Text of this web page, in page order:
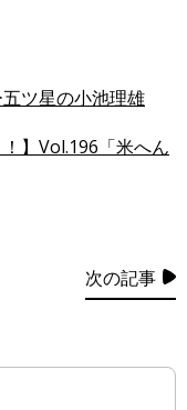
ツ星の小池理雄
】Vol.196「米へん
次の記事